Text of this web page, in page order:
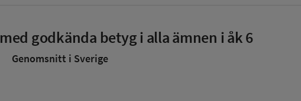
godkända betyg i alla ämnen i åk 6
Genomsnitt i Sverige